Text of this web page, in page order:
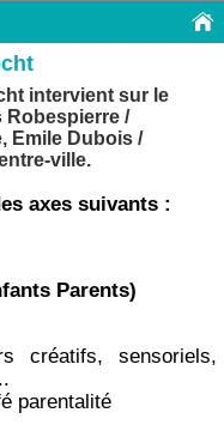
intervient sur le
Robespierre /
Emile Dubois /
ville.
axes suivants :
Parents)
créatifs, sensoriels,
parentalité